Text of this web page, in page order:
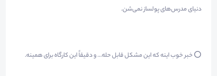
دنیای مدرس‌های پولساز نمی‌شن.
⭕️ خبر خوب اینه که این مشکل قابل حله… و دقیقاً این کارگاه برای همینه.